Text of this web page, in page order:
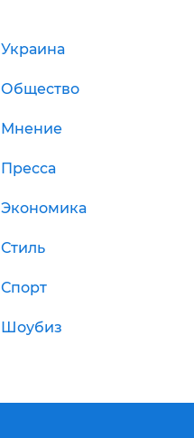
Украина
Общество
Мнение
Пресса
Экономика
Стиль
Спорт
Шоубиз